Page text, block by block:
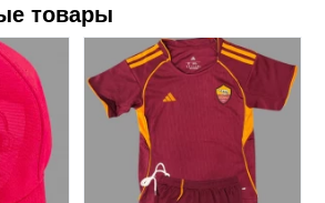
товары